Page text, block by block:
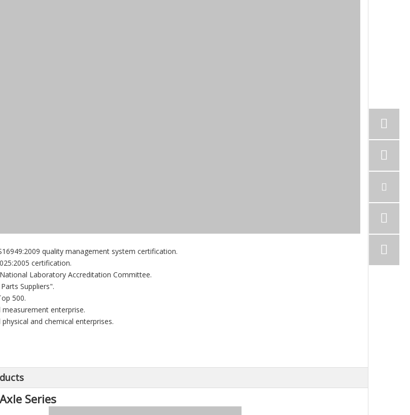
quality management system certification.
certification.
Laboratory Accreditation Committee.
Suppliers".
500.
enterprise.
and chemical enterprises.
Series